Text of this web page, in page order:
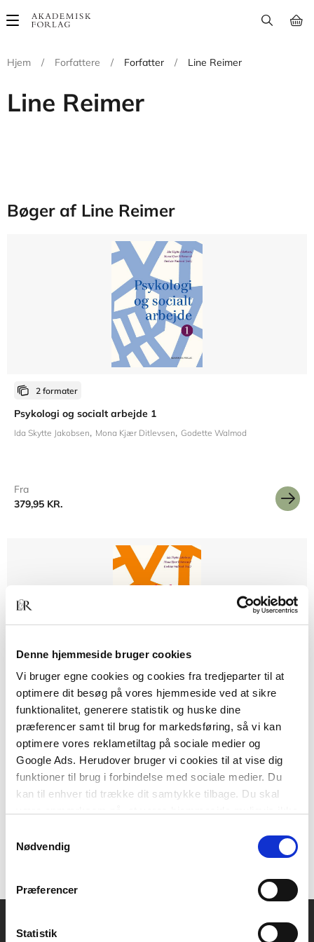
Denne hjemmeside bruger cookies
Vi bruger egne cookies og cookies fra tredjeparter til at
optimere dit besøg på vores hjemmeside ved at sikre
funktionalitet, generere statistik og huske dine
præferencer samt til brug for markedsføring, så vi kan
optimere vores reklametiltag på sociale medier og
Google Ads. Herudover bruger vi cookies til at vise dig
funktioner til brug i forbindelse med sociale medier. Du
kan til enhver tid trække dit samtykke tilbage. Du skal
tilbagetrækker et samtykke.
Nødvendig
Præferencer
Statistik
Main
Hjem
/ Forfattere / Forfatter / Line Reimer
Line Reimer
Bøger af Line Reimer
2 formater
Psykologi og socialt arbejde 1
Ida Skytte Jakobsen Mona Kjær Ditlevsen Godette Walmod
Fra
379,95 KR.
2 formater
Psykologi og socialt arbejde 2
Ida Skytte Jakobsen Mona Kjær Ditlevsen Godette Walmod
Fra